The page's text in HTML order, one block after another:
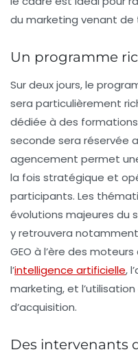
du marketing venant de
Un programme
Sur deux jours, le
sera particulièrement
dédiée à des
seconde sera réservée
agencement permet
la fois stratégique et
participants. Les
évolutions majeures du
y retrouvera
GEO à l’ère des
l’intelligence artificielle,
marketing, et l’utilisation
d’acquisition.
Des intervenants